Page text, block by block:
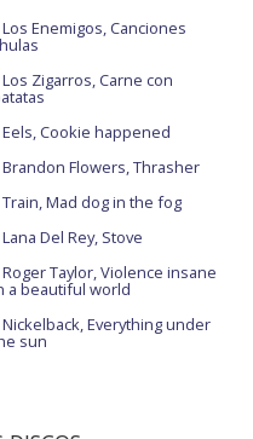
Los Enemigos, Canciones
Los Zigarros, Carne con
Eels, Cookie happened
Brandon Flowers, Thrasher
Train, Mad dog in the fog
Lana Del Rey, Stove
Roger Taylor, Violence insane
a beautiful world
Nickelback, Everything under
sun